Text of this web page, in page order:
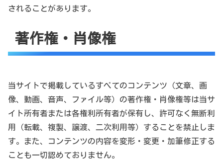
されることがあります。
著作権・肖像権
当サイトで掲載しているすべてのコンテンツ（文章、画
像、動画、音声、ファイル等）の著作権・肖像権等は当サ
イト所有者または各権利所有者が保有し、許可なく無断利
用（転載、複製、譲渡、二次利用等）することを禁止しま
す。また、コンテンツの内容を変形・変更・加筆修正する
ことも一切認めておりません。